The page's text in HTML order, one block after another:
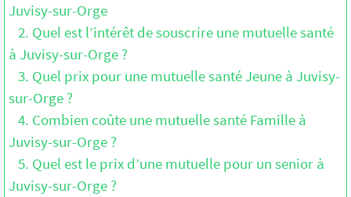
Juvisy-sur-Orge
2. Quel est l’intérêt de souscrire une mutuelle santé
à Juvisy-sur-Orge ?
3. Quel prix pour une mutuelle santé Jeune à Juvisy-
sur-Orge ?
4. Combien coûte une mutuelle santé Famille à
Juvisy-sur-Orge ?
5. Quel est le prix d’une mutuelle pour un senior à
Juvisy-sur-Orge ?